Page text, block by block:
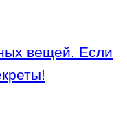
вещей. Если